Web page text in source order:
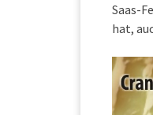
Saas-
hat,